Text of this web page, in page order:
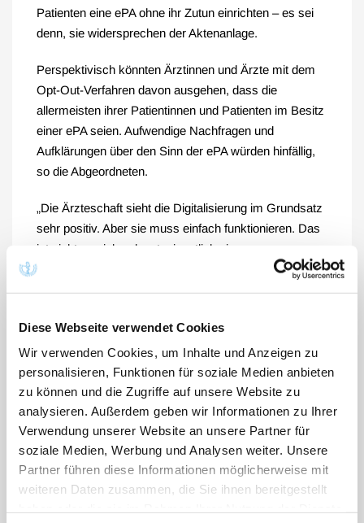
Diese Webseite verwendet Cookies
Wir verwenden Cookies, um Inhalte und Anzeigen zu
personalisieren, Funktionen für soziale Medien anbieten
zu können und die Zugriffe auf unsere Website zu
analysieren. Außerdem geben wir Informationen zu Ihrer
Verwendung unserer Website an unsere Partner für
soziale Medien, Werbung und Analysen weiter. Unsere
Partner führen diese Informationen möglicherweise mit
weiteren Daten zusammen, die Sie ihnen bereitgestellt
Patienten eine ePA ohne ihr Zutun einrichten – es sei
denn, sie widersprechen der Aktenanlage.
Perspektivisch könnten Ärztinnen und Ärzte mit dem
Opt-Out-Verfahren davon ausgehen, dass die
allermeisten ihrer Patientinnen und Patienten im Besitz
einer ePA seien. Aufwendige Nachfragen und
Aufklärungen über den Sinn der ePA würden hinfällig,
so die Abgeordneten.
„Die Ärzteschaft sieht die Digitalisierung im Grundsatz
sehr positiv. Aber sie muss einfach funktionieren. Das
ist nicht zu viel verlangt; eigentlich eine
Selbstverständlichkeit“, sagte PD Dr. Peter Bobbert,
(BÄK). Digitale Anwendungen müssten Ärztinnen und
Ärzte in der Behandlung ihrer Patientinnen und
Patienten unterstützen und von überflüssiger
Bürokratie entlasten. „Wir brauchen eine elektronische
Patientenakte, die tatsächlich zu einer Verbesserung
der Patientenversorgung beiträgt und nicht nur zu dem
Zweck eingeführt wird, dem Gesundheitswesen einen
modernen, digitalen Anschein zu verleihen“, bekräftigte
Erik Bodendieck, ebenfalls Co-Vorsitzender des BÄK-
Ausschusses. Die ePA müsse die Sicherheit der